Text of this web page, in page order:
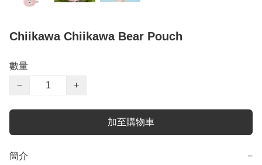
Chiikawa Chiikawa Bear Pouch
數量
−
+
加至購物車
簡介 −